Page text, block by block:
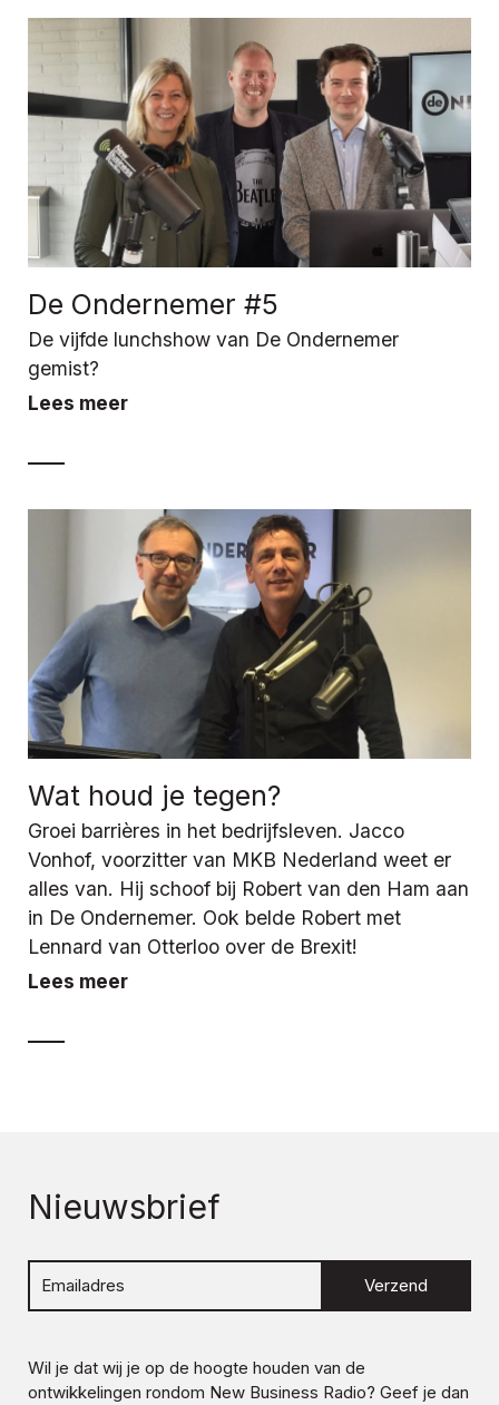
De Ondernemer #5
De vijfde lunchshow van De Ondernemer
gemist?
Lees meer
Wat houd je tegen?
Groei barrières in het bedrijfsleven. Jacco
Vonhof, voorzitter van MKB Nederland weet er
alles van. Hij schoof bij Robert van den Ham aan
in De Ondernemer. Ook belde Robert met
Lennard van Otterloo over de Brexit!
Lees meer
Nieuwsbrief
Verzend
Wil je dat wij je op de hoogte houden van de
ontwikkelingen rondom New Business Radio? Geef je dan